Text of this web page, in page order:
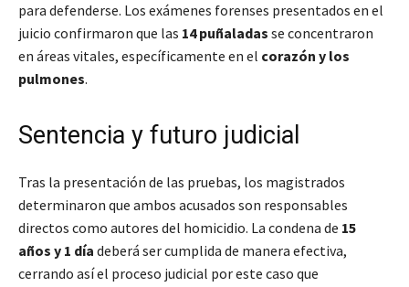
para defenderse. Los exámenes forenses presentados en el
juicio confirmaron que las 14 puñaladas se concentraron
en áreas vitales, específicamente en el corazón y los
pulmones.
Sentencia y futuro judicial
Tras la presentación de las pruebas, los magistrados
determinaron que ambos acusados son responsables
directos como autores del homicidio. La condena de 15
años y 1 día deberá ser cumplida de manera efectiva,
cerrando así el proceso judicial por este caso que